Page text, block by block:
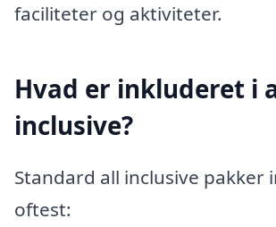
faciliteter og aktiviteter.
Hvad er inkluderet i
inclusive?
Standard all inclusive pakker
oftest: